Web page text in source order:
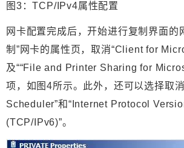
图3：TCP/IPv4属性配置
网卡配置完成后，开始进行复制界面的
制”网卡的属性页，取消“Client for
及““File and Printer Sharing for
项，如图4所示。此外，还可以选择取
Scheduler”和“Internet Protocol
(TCP/IPv6)”。